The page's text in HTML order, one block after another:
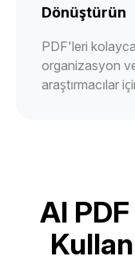
Dönüştürün
PDF'leri
organizasyon
araştırmacılar
AI